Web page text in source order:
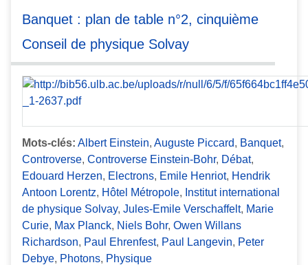
Banquet : plan de table n°2, cinquième
Conseil de physique Solvay
Mots-clés: Albert Einstein, Auguste Piccard, Banquet,
Controverse, Controverse Einstein-Bohr, Débat,
Edouard Herzen, Electrons, Emile Henriot, Hendrik
Antoon Lorentz, Hôtel Métropole, Institut international
de physique Solvay, Jules-Emile Verschaffelt, Marie
Curie, Max Planck, Niels Bohr, Owen Willans
Richardson, Paul Ehrenfest, Paul Langevin, Peter
Debye, Photons, Physique